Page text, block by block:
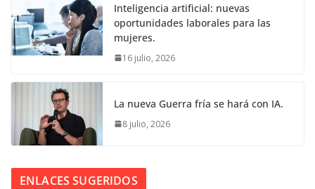
Inteligencia artificial: nuevas
oportunidades laborales para las
mujeres.
16 julio, 2026
La nueva Guerra fría se hará con IA.
8 julio, 2026
ENLACES SUGERIDOS